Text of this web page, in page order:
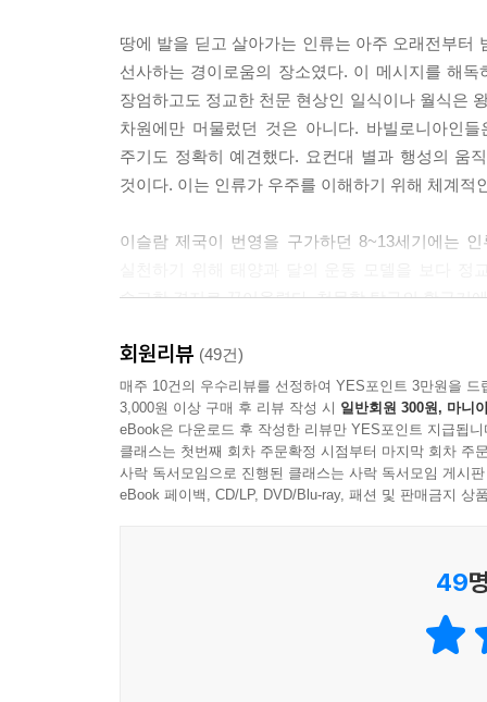
땅에 발을 딛고 살아가는 인류는 아주 오래전부터
선사하는 경이로움의 장소였다. 이 메시지를 해
장엄하고도 정교한 천문 현상인 일식이나 월식은
차원에만 머물렀던 것은 아니다. 바빌로니아인
주기도 정확히 예견했다. 요컨대 별과 행성의 움
것이다. 이는 인류가 우주를 이해하기 위해 체계적
이슬람 제국이 번영을 구가하던 8~13세기에는
숭고한 경지로 끌어올렸다. 천문학 탐구의 황금기
16세기 초까지도 인류는 지구 중심의 우주관에
움직이고, 별들이 줄지어 행진하는 것 같은 광경
만이 움직이지 않고 고정된 돛처럼 느껴지게 만
깨뜨린 인물이다. 1543년 그는 태양이 우주의
중심의 우주관이 안고 있던 여러 문제를 해결
사람들이 있었으나 당대의 지지를 얻지는 못했다.
나아가 인간의 위치를 근본적으로 재설정함에
회원리뷰 (49건)
매주 10건의 우수리뷰를 선정하여 YES포인트 3만원을 드
3,000원 이상 구매 후 리뷰 작성 시 일반회원 300원, 마니
eBook은 다운로드 후 작성한 리뷰만 YES포인트 지급됩니
클래스는 첫번째 회차 주문확정 시점부터 마지막 회차 주
사락 독서모임으로 진행된 클래스는 사락 독서모임 게시
eBook 페이백, CD/LP, DVD/Blu-ray, 패션 및 판매금지 상
49